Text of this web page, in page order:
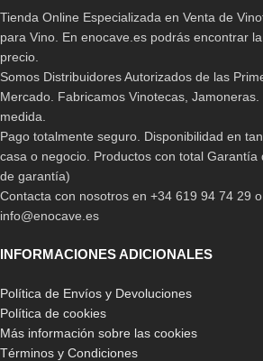
Tienda Online Especializada en Venta de
para Vino. En enocave.es podrás encontrar
precio.
Somos Distribuidores Autorizados de las
Mercado. Fabricamos Vinotecas,
medida.
Pago totalmente seguro. Disponibilidad en
casa o negocio. Productos con total
de garantía)
Contacta con nosotros en +34 619 94 74 29
info@enocave.es
INFORMACIONES ADICIONALES
Política de Envíos y Devoluciones
Política de cookies
Más información sobre las cookies
Términos y Condiciones